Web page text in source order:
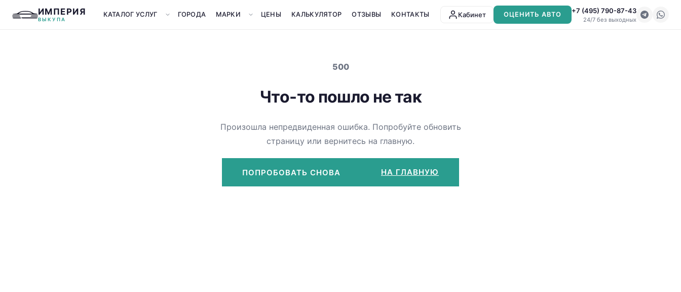
ИМПЕРИЯ
ВЫКУПА
КАТАЛОГ УСЛУГ ГОРОДА МАРКИ ЦЕНЫ КАЛЬКУЛЯТОР ОТЗЫВЫ КОНТАКТЫ Кабинет ОЦЕНИТЬ АВТО +7 (495) 790-87-43
24/7 без выходных
500
Что-то пошло не так
Произошла непредвиденная ошибка. Попробуйте обновить
страницу или вернитесь на главную.
ПОПРОБОВАТЬ СНОВА НА ГЛАВНУЮ